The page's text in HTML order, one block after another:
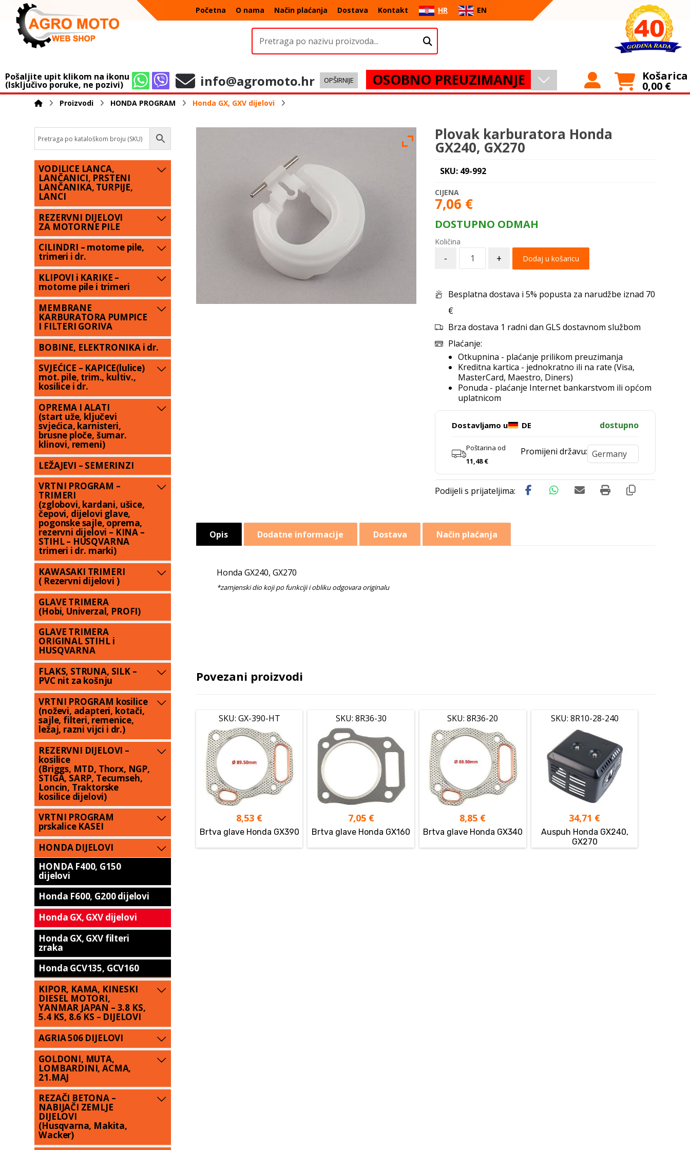
Početna O nama Način plaćanja Dostava Kontakt HR EN
Pošaljite upit klikom na ikonu
(Isključivo poruke, ne pozivi) info@agromoto.hr OPŠIRNIJE OSOBNO PREUZIMANJE Košarica
0,00 €
Proizvodi HONDA PROGRAM Honda GX, GXV dijelovi
Plovak karburatora Honda
GX240, GX270
SKU: 49-992
7,06 €
DOSTUPNO ODMAH
- + Dodaj u košaricu
Besplatna dostava i 5% popusta za narudžbe iznad 70
€
Brza dostava 1 radni dan GLS dostavnom službom
Plaćanje:
Otkupnina - plaćanje prilikom preuzimanja
Kreditna kartica - jednokratno ili na rate (Visa,
MasterCard, Maestro, Diners)
Ponuda - plaćanje Internet bankarstvom ili općom
uplatnicom
Dostavljamo u DE dostupno
Poštarina od
11,48€
Promijeni državu:
Opis Dodatne informacije Dostava Način plaćanja
Honda GX240, GX270
Povezani proizvodi
SKU: GX-390-HT
8,53 €
Brtva glave Honda GX390
SKU: 8R36-30
7,05 €
Brtva glave Honda GX160
SKU: 8R36-20
8,85 €
Brtva glave Honda GX340
SKU: 8R10-28-240
34,71 €
Auspuh Honda GX240,
GX270
VODILICE LANCA,
LANČANICI, PRSTENI
LANČANIKA, TURPIJE,
LANCI
REZERVNI DIJELOVI
ZA MOTORNE PILE
CILINDRI – motorne pile,
trimeri i dr.
KLIPOVI i KARIKE –
motorne pile i trimeri
MEMBRANE
KARBURATORA PUMPICE
I FILTERI GORIVA
BOBINE, ELEKTRONIKA i dr.
SVJEĆICE – KAPICE(lulice)
mot. pile, trim., kultiv.,
kosilice i dr.
OPREMA I ALATI
(start uže, ključevi
svjećica, karnisteri,
brusne ploče, šumar.
klinovi, remeni)
LEŽAJEVI – SEMERINZI
VRTNI PROGRAM –
TRIMERI
(zglobovi, kardani, ušice,
čepovi, dijelovi glave,
pogonske sajle, oprema,
rezervni dijelovi – KINA –
STIHL – HUSQVARNA
trimeri i dr. marki)
KAWASAKI TRIMERI
( Rezervni dijelovi )
GLAVE TRIMERA
(Hobi, Univerzal, PROFI)
GLAVE TRIMERA
ORIGINAL STIHL i
HUSQVARNA
FLAKS, STRUNA, SILK –
PVC nit za košnju
VRTNI PROGRAM kosilice
(noževi, adapteri, kotači,
sajle, filteri, remenice,
ležaj, razni vijci i dr.)
REZERVNI DIJELOVI –
kosilice
(Briggs, MTD, Thorx, NGP,
STIGA, SARP, Tecumseh,
Loncin, Traktorske
kosilice dijelovi)
VRTNI PROGRAM
prskalice KASEI
HONDA DIJELOVI
HONDA F400, G150
dijelovi
Honda F600, G200 dijelovi
Honda GX, GXV dijelovi
Honda GX, GXV filteri
zraka
Honda GCV135, GCV160
KIPOR, KAMA, KINESKI
DIESEL MOTORI,
YANMAR JAPAN – 3.8 KS,
5.4 KS, 8.6 KS – DIJELOVI
AGRIA 506 DIJELOVI
GOLDONI, MUTA,
LOMBARDINI, ACMA,
21.MAJ
REZAČI BETONA –
NABIJAČI ZEMLJE
DIJELOVI
(Husqvarna, Makita,
Wacker)